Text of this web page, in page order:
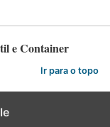
e Container
Ir para o topo